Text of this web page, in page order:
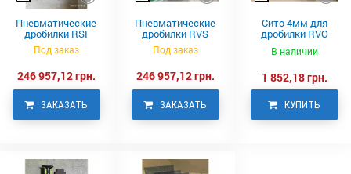
Пневматические
дробилки RSI
Под заказ
246 957,12 грн.
ЗАКАЗАТЬ
Пневматические
дробилки RVS
Под заказ
246 957,12 грн.
ЗАКАЗАТЬ
Сито 4мм для
дробилки RVO
В наличии
1 852,18 грн.
КУПИТЬ